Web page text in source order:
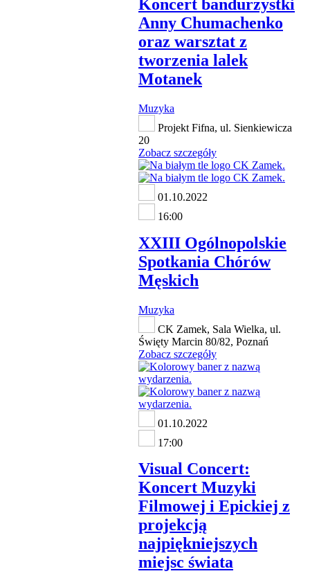
Koncert bandurzystki
Anny Chumachenko
oraz warsztat z
tworzenia lalek
Motanek
Muzyka
Projekt Fifna, ul. Sienkiewicza
20
Zobacz szczegóły
01.10.2022
16:00
XXIII Ogólnopolskie
Spotkania Chórów
Męskich
Muzyka
CK Zamek, Sala Wielka, ul.
Święty Marcin 80/82, Poznań
Zobacz szczegóły
01.10.2022
17:00
Visual Concert:
Koncert Muzyki
Filmowej i Epickiej z
projekcją
najpiękniejszych
miejsc świata